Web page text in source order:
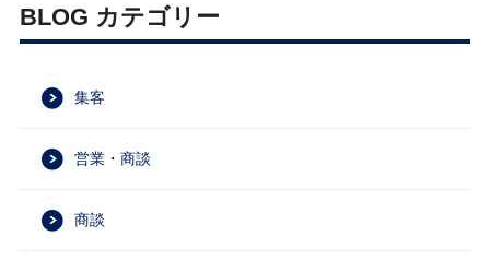
BLOG カテゴリー
集客
営業・商談
商談